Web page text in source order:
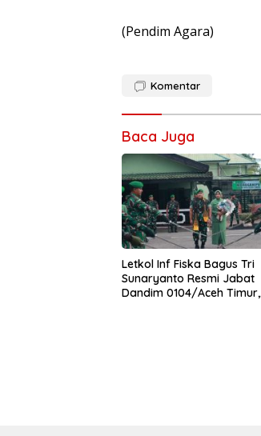
(Pendim Agara)
Komentar
Baca Juga
Letkol Inf Fiska Bagus Tri
Sunaryanto Resmi Jabat
Dandim 0104/Aceh Timur,